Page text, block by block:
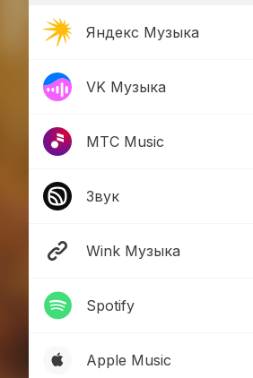
Яндекс Музыка
VK Музыка
МТС Music
Звук
Wink Музыка
Spotify
Apple Music